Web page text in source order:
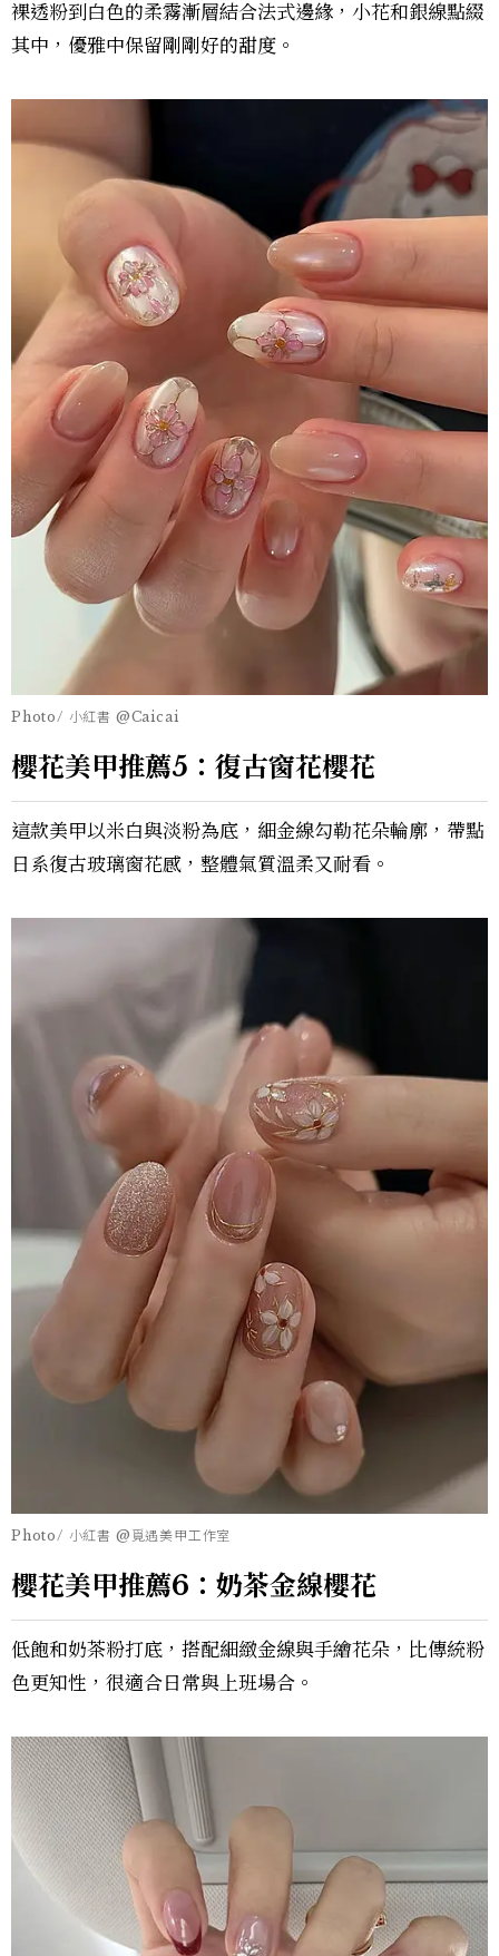
裸透粉到白色的柔霧漸層結合法式邊緣，小花和銀線點綴
其中，優雅中保留剛剛好的甜度。
Photo/ 小紅書 @Caicai
櫻花美甲推薦5：復古窗花櫻花
這款美甲以米白與淡粉為底，細金線勾勒花朵輪廓，帶點
日系復古玻璃窗花感，整體氣質溫柔又耐看。
Photo/ 小紅書 @覓遇美甲工作室
櫻花美甲推薦6：奶茶金線櫻花
低飽和奶茶粉打底，搭配細緻金線與手繪花朵，比傳統粉
色更知性，很適合日常與上班場合。